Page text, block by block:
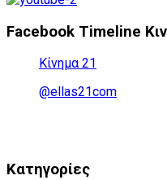
Facebook Timeline
Κίνημα 21
@ellas21com
Kατηγορίες